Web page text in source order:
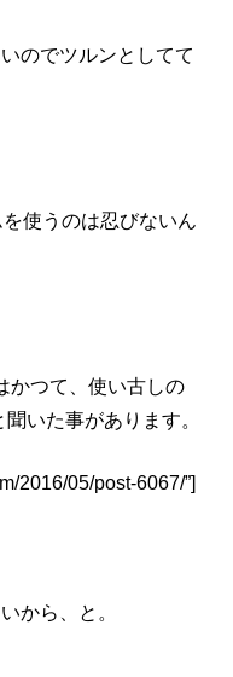
のでツルンとしてて
使うのは忍びないん
かつて、使い古しの
いた事があります。
2016/05/post-6067/”]
から、と。